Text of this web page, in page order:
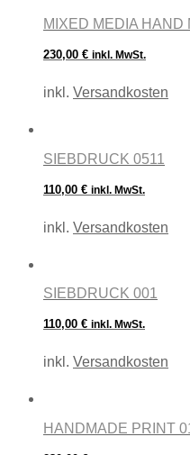
MIXED MEDIA HAND
230,00 € inkl. MwSt.
inkl. Versandkosten
SIEBDRUCK 0511
110,00 € inkl. MwSt.
inkl. Versandkosten
SIEBDRUCK 001
110,00 € inkl. MwSt.
inkl. Versandkosten
HANDMADE PRINT